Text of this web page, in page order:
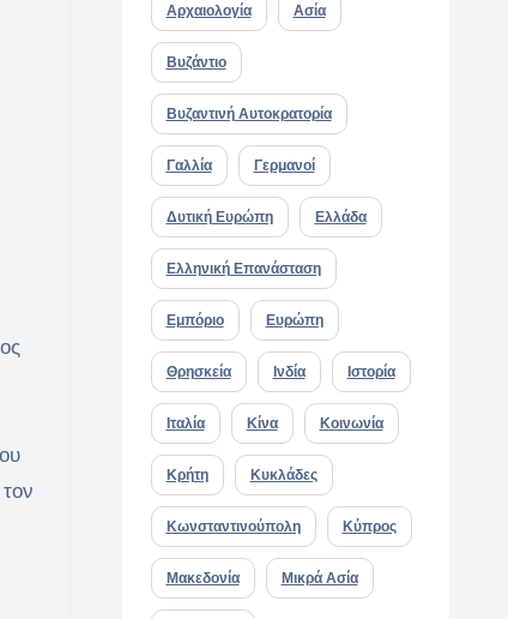
Αρχαιολογία Ασία
Βυζάντιο
Βυζαντινή Αυτοκρατορία
Γαλλία Γερμανοί
Δυτική Ευρώπη Ελλάδα
Ελληνική Επανάσταση
Εμπόριο Ευρώπη
Θρησκεία Ινδία Ιστορία
Ιταλία Κίνα Κοινωνία
Κρήτη Κυκλάδες
Κωνσταντινούπολη Κύπρος
Μακεδονία Μικρά Ασία